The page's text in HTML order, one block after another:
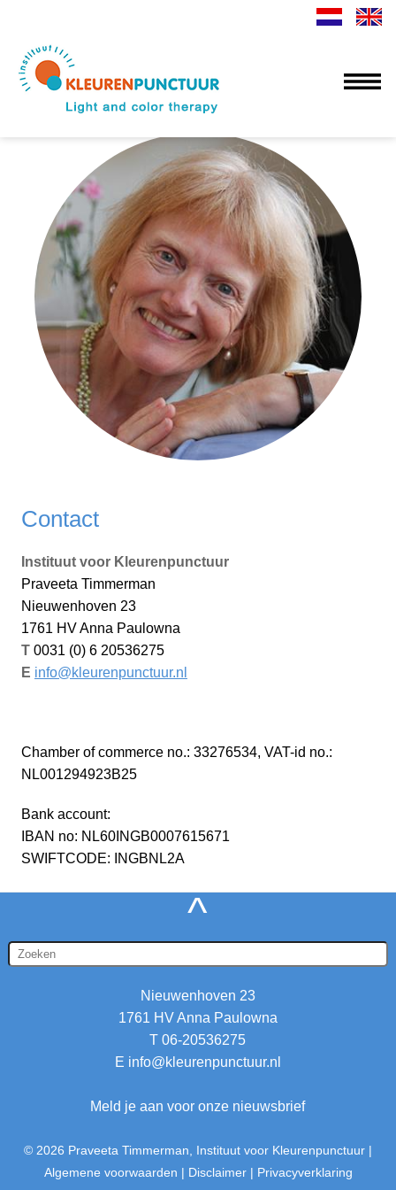
Contact
Instituut voor Kleurenpunctuur
Praveeta Timmerman
Nieuwenhoven 23
1761 HV Anna Paulowna
T 0031 (0) 6 20536275
E info@kleurenpunctuur.nl
Chamber of commerce no.: 33276534, VAT-id no.:
NL001294923B25
Bank account:
IBAN no: NL60INGB0007615671
SWIFTCODE: INGBNL2A
^
Nieuwenhoven 23
1761 HV Anna Paulowna
T 06-20536275
E info@kleurenpunctuur.nl
Meld je aan voor onze nieuwsbrief
© 2026 Praveeta Timmerman, Instituut voor Kleurenpunctuur |
Algemene voorwaarden | Disclaimer| Privacyverklaring